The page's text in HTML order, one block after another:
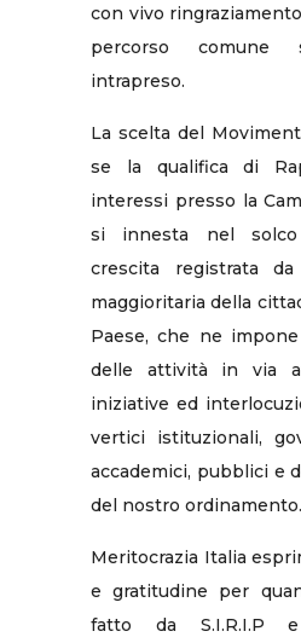
con vivo
percorso
intrapreso.
La scelta del
se la qualifica di
interessi presso la
si innesta nel
crescita registrata
maggioritaria della
Paese, che ne
delle attività in via
iniziative ed
vertici istituzionali,
accademici, pubblici e
del nostro ordinamento.
Meritocrazia Italia
e gratitudine per
fatto da S.I.R.I.P e